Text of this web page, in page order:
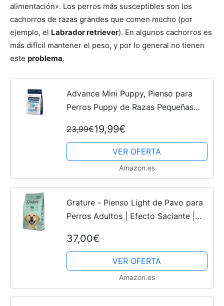
alimentación». Los perros más susceptibles son los
cachorros de razas grandes que comen mucho (por
ejemplo, el Labrador retriever). En algunos cachorros es
más difícil mantener el peso, y por lo general no tienen
este problema.
Advance Mini Puppy, Pienso para
Perros Puppy de Razas Pequeñas
23,99€19,99€
VER OFERTA
Amazon.es
Grature - Pienso Light de Pavo para
Perros Adultos | Efecto Saciante |
Completos | Libre de OGM |
Protección Articular, 12 kg
37,00€
VER OFERTA
Amazon.es